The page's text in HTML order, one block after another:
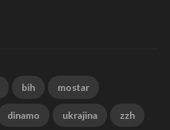
bih mostar
dinamo ukrajina zzh